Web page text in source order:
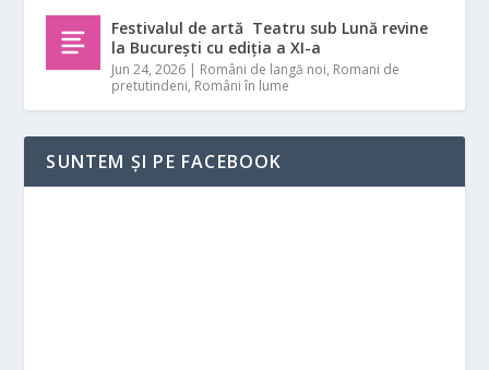
Festivalul de artă Teatru sub Lună revine
la București cu ediția a XI-a
Jun 24, 2026 | Români de langă noi, Romani de
pretutindeni, Români în lume
SUNTEM ȘI PE FACEBOOK